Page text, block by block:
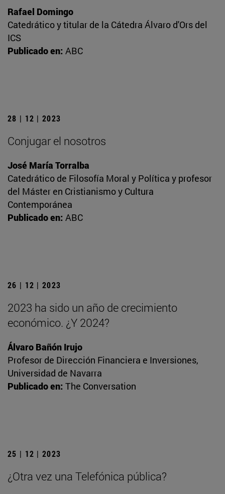
Rafael Domingo
Catedrático y titular de la Cátedra Álvaro d'Ors del
ICS
Publicado en: ABC
28 | 12 | 2023
Conjugar el nosotros
José María Torralba
Catedrático de Filosofía Moral y Política y profesor
del Máster en Cristianismo y Cultura
Contemporánea
Publicado en: ABC
26 | 12 | 2023
2023 ha sido un año de crecimiento
económico. ¿Y 2024?
Álvaro Bañón Irujo
Profesor de Dirección Financiera e Inversiones,
Universidad de Navarra
Publicado en: The Conversation
25 | 12 | 2023
¿Otra vez una Telefónica pública?